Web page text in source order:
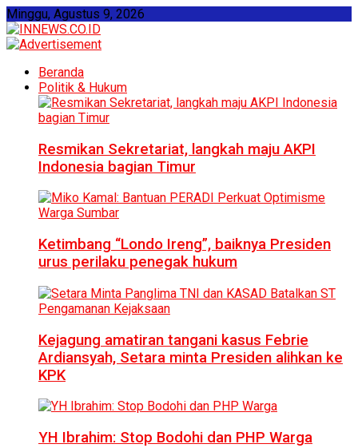
Minggu, Agustus 9, 2026
Beranda
Politik & Hukum
Resmikan Sekretariat, langkah maju AKPI
Indonesia bagian Timur
Ketimbang “Londo Ireng”, baiknya Presiden
urus perilaku penegak hukum
Kejagung amatiran tangani kasus Febrie
Ardiansyah, Setara minta Presiden alihkan ke
KPK
YH Ibrahim: Stop Bodohi dan PHP Warga